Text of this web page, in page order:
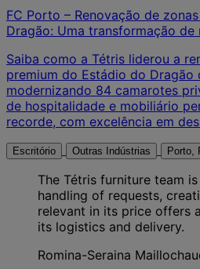
FC Porto – Renovação de
Dragão: Uma transformação de
Saiba como a Tétris liderou a
premium do Estádio do
modernizando 84 camarotes
de hospitalidade e mobiliário
recorde, com excelência em
Escritório Outras Indústrias
The Tétris furniture team
handling of requests,
relevant in its price offers
its logistics and delivery.
Romina-Seraina